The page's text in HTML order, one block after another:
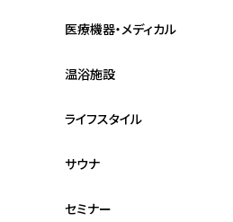
医療機器・メディカル
温浴施設
ライフスタイル
サウナ
セミナー